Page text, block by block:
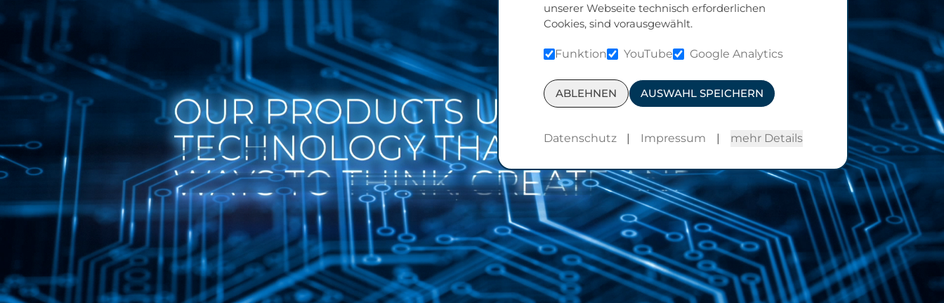
unserer Webseite technisch erforderlichen
Cookies, sind vorausgewählt.
Funktion YouTube Google Analytics
ABLEHNEN AUSWAHL SPEICHERN
Datenschutz | Impressum | mehr Details